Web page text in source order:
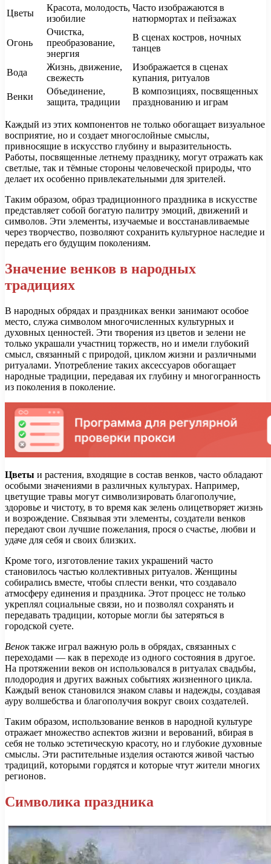
Цветы
Красота, молодость,
изобилие
Часто изображаются в
натюрмортах и пейзажах
Огонь
Очистка,
преобразование,
энергия
В сценах костров, ночных
танцев
Вода
Жизнь, движение,
свежесть
Изображается в сценах
купания, ритуалов
Венки
Объединение,
защита, традиции
В композициях, посвященных
празднованию и играм
Каждый из этих компонентов не только обогащает визуальное
восприятие, но и создает многослойные смыслы,
привносящие в искусство глубину и выразительность.
Работы, посвященные летнему празднику, могут отражать как
светлые, так и тёмные стороны человеческой природы, что
делает их особенно привлекательными для зрителей.
Таким образом, образ традиционного праздника в искусстве
представляет собой богатую палитру эмоций, движений и
символов. Эти элементы, изучаемые и восстанавливаемые
через творчество, позволяют сохранить культурное наследие и
передать его будущим поколениям.
Значение венков в народных
традициях
В народных обрядах и праздниках венки занимают особое
место, служа символом многочисленных культурных и
духовных ценностей. Эти творения из цветов и зелени не
только украшали участниц торжеств, но и имели глубокий
смысл, связанный с природой, циклом жизни и различными
ритуалами. Употребление таких аксессуаров обогащает
народные традиции, передавая их глубину и многогранность
из поколения в поколение.
Цветы и растения, входящие в состав венков, часто обладают
особыми значениями в различных культурах. Например,
цветущие травы могут символизировать благополучие,
здоровье и чистоту, в то время как зелень олицетворяет жизнь
и возрождение. Связывая эти элементы, создатели венков
передают свои лучшие пожелания, прося о счастье, любви и
удаче для себя и своих близких.
Кроме того, изготовление таких украшений часто
становилось частью коллективных ритуалов. Женщины
собирались вместе, чтобы сплести венки, что создавало
атмосферу единения и праздника. Этот процесс не только
укреплял социальные связи, но и позволял сохранять и
передавать традиции, которые могли бы затеряться в
городской суете.
Веноктакже играл важную роль в обрядах, связанных с
переходами — как в переходе из одного состояния в другое.
На протяжении веков он использовался в ритуалах свадьбы,
плодородия и других важных событиях жизненного цикла.
Каждый венок становился знаком славы и надежды, создавая
ауру волшебства и благополучия вокруг своих создателей.
Таким образом, использование венков в народной культуре
отражает множество аспектов жизни и верований, вбирая в
себя не только эстетическую красоту, но и глубокие духовные
смыслы. Эти растительные изделия остаются живой частью
традиций, которыми гордятся и которые чтут жители многих
регионов.
Символика праздника